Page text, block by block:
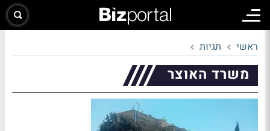
ראשי תגיות
משרד האוצר